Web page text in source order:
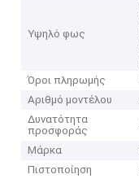
Υψηλό φως
Όροι πληρωμής
Αριθμό μοντέλου
Δυνατότητα
προσφοράς
Μάρκα
Πιστοποίηση